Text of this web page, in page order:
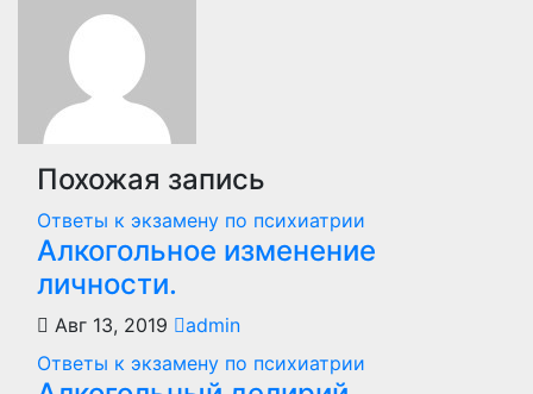
Похожая запись
Ответы к экзамену по психиатрии
Алкогольное изменение
личности.
Авг 13, 2019
admin
Ответы к экзамену по психиатрии